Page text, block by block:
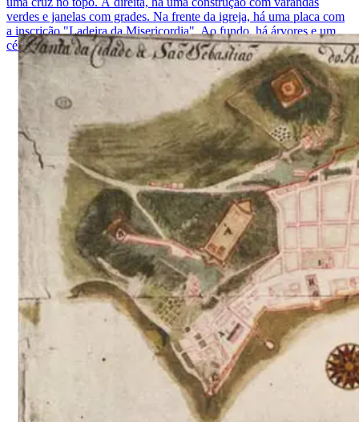
verdes e janelas com grades. Na frente da igreja, há uma placa com
a inscrição "Ladeira da Misericordia". Ao fundo, há árvores e um
céu azul claro.